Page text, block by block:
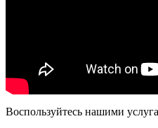
Воспользуйтесь нашими